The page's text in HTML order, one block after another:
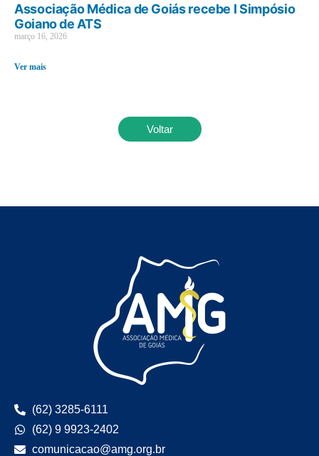
Associação Médica de Goiás recebe I Simpósio
Goiano de ATS
março 16, 2026
Ver mais
Voltar
(62) 3285-6111
(62) 9 9923-2402
comunicacao@amg.org.br